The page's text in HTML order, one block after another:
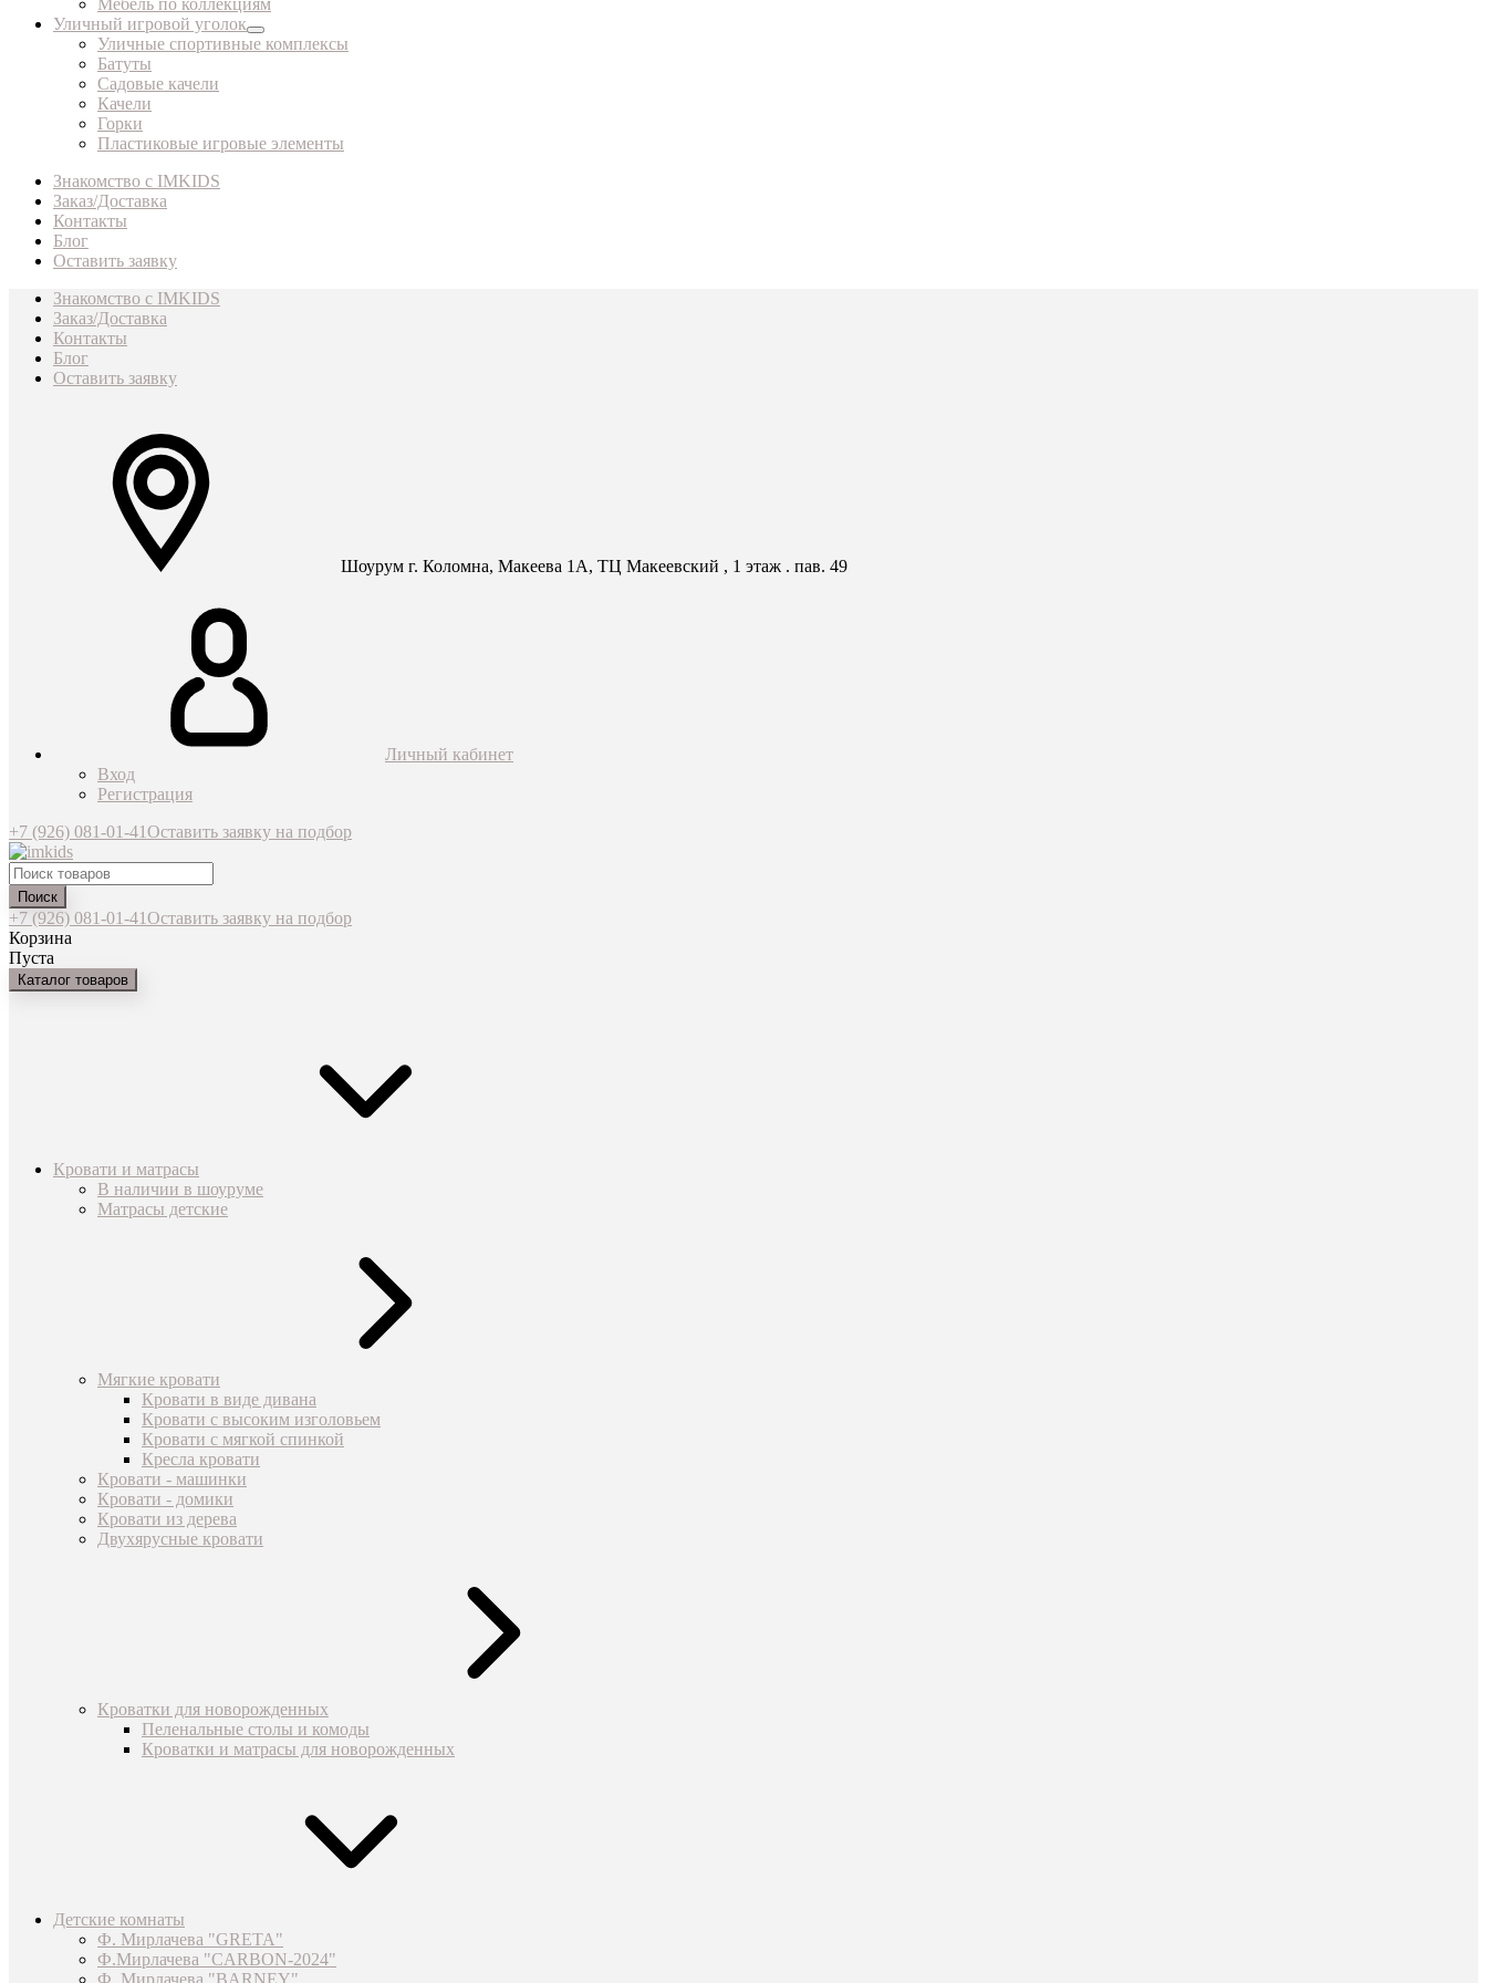
Мебель по коллекциям
Уличный игровой уголок
Уличные спортивные комплексы
Батуты
Садовые качели
Качели
Горки
Пластиковые игровые элементы
Знакомство с IMKIDS
Заказ/Доставка
Контакты
Блог
Оставить заявку
Знакомство с IMKIDS
Заказ/Доставка
Контакты
Блог
Оставить заявку
Шоурум г. Коломна, Макеева 1А, ТЦ Макеевский , 1 этаж . пав. 49
Личный кабинет
Вход
Регистрация
+7 (926) 081-01-41Оставить заявку на подбор
Поиск
+7 (926) 081-01-41Оставить заявку на подбор
Корзина
Пуста
Каталог товаров
Кровати и матрасы
В наличии в шоуруме
Матрасы детские
Мягкие кровати
Кровати в виде дивана
Кровати с высоким изголовьем
Кровати с мягкой спинкой
Кресла кровати
Кровати - машинки
Кровати - домики
Кровати из дерева
Двухярусные кровати
Кроватки для новорожденных
Пеленальные столы и комоды
Кроватки и матрасы для новорожденных
Детские комнаты
Ф. Мирлачева "GRETA"
Ф.Мирлачева "CARBON-2024"
Ф. Мирлачева "BARNEY"